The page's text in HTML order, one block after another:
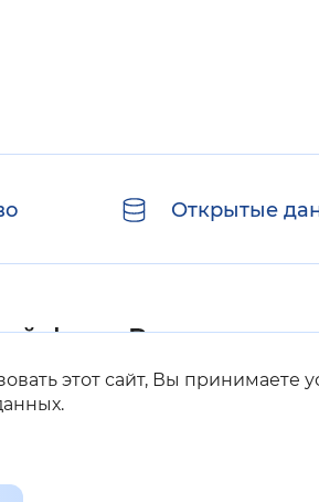
этот сайт, Вы принимаете
.
Открытые